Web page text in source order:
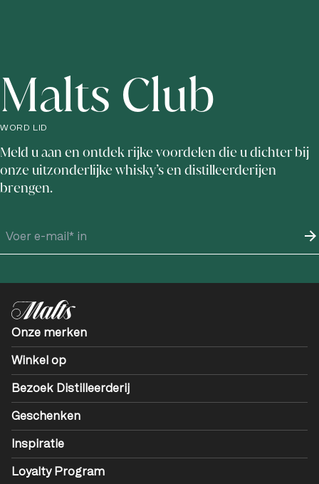
Malts Club
WORD LID
Meld u aan en ontdek rijke voordelen die u dichter bij
onze uitzonderlijke whisky’s en distilleerderijen
brengen.
Onze merken
Winkel op
Bezoek Distilleerderij
Geschenken
Inspiratie
Loyalty Program